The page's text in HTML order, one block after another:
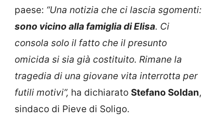
paese: “Una notizia che ci lascia sgomenti:
sono vicino alla famiglia di Elisa. Ci
consola solo il fatto che il presunto
omicida si sia già costituito. Rimane la
tragedia di una giovane vita interrotta per
futili motivi”, ha dichiarato Stefano Soldan,
sindaco di Pieve di Soligo.